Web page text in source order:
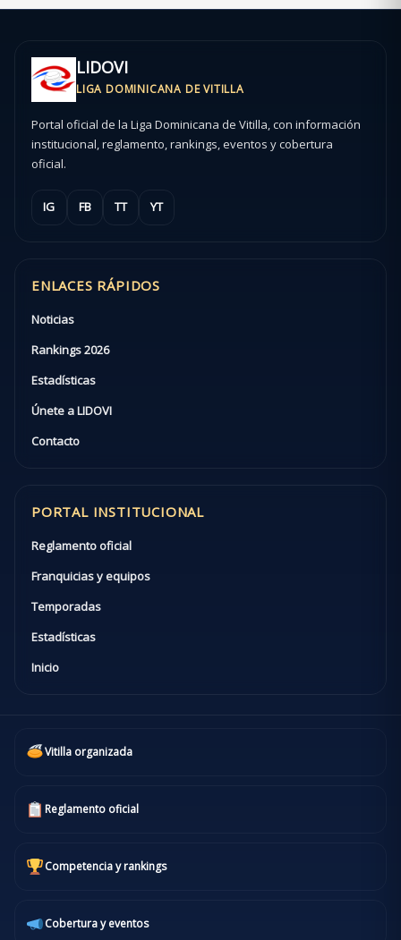
LIDOVI
LIGA DOMINICANA DE VITILLA
Portal oficial de la Liga Dominicana de Vitilla, con información
institucional, reglamento, rankings, eventos y cobertura
oficial.
IG FB TT YT
ENLACES RÁPIDOS
Noticias
Rankings 2026
Estadísticas
Únete a LIDOVI
Contacto
PORTAL INSTITUCIONAL
Reglamento oficial
Franquicias y equipos
Temporadas
Estadísticas
Inicio
Vitilla organizada
Reglamento oficial
Competencia y rankings
Cobertura y eventos